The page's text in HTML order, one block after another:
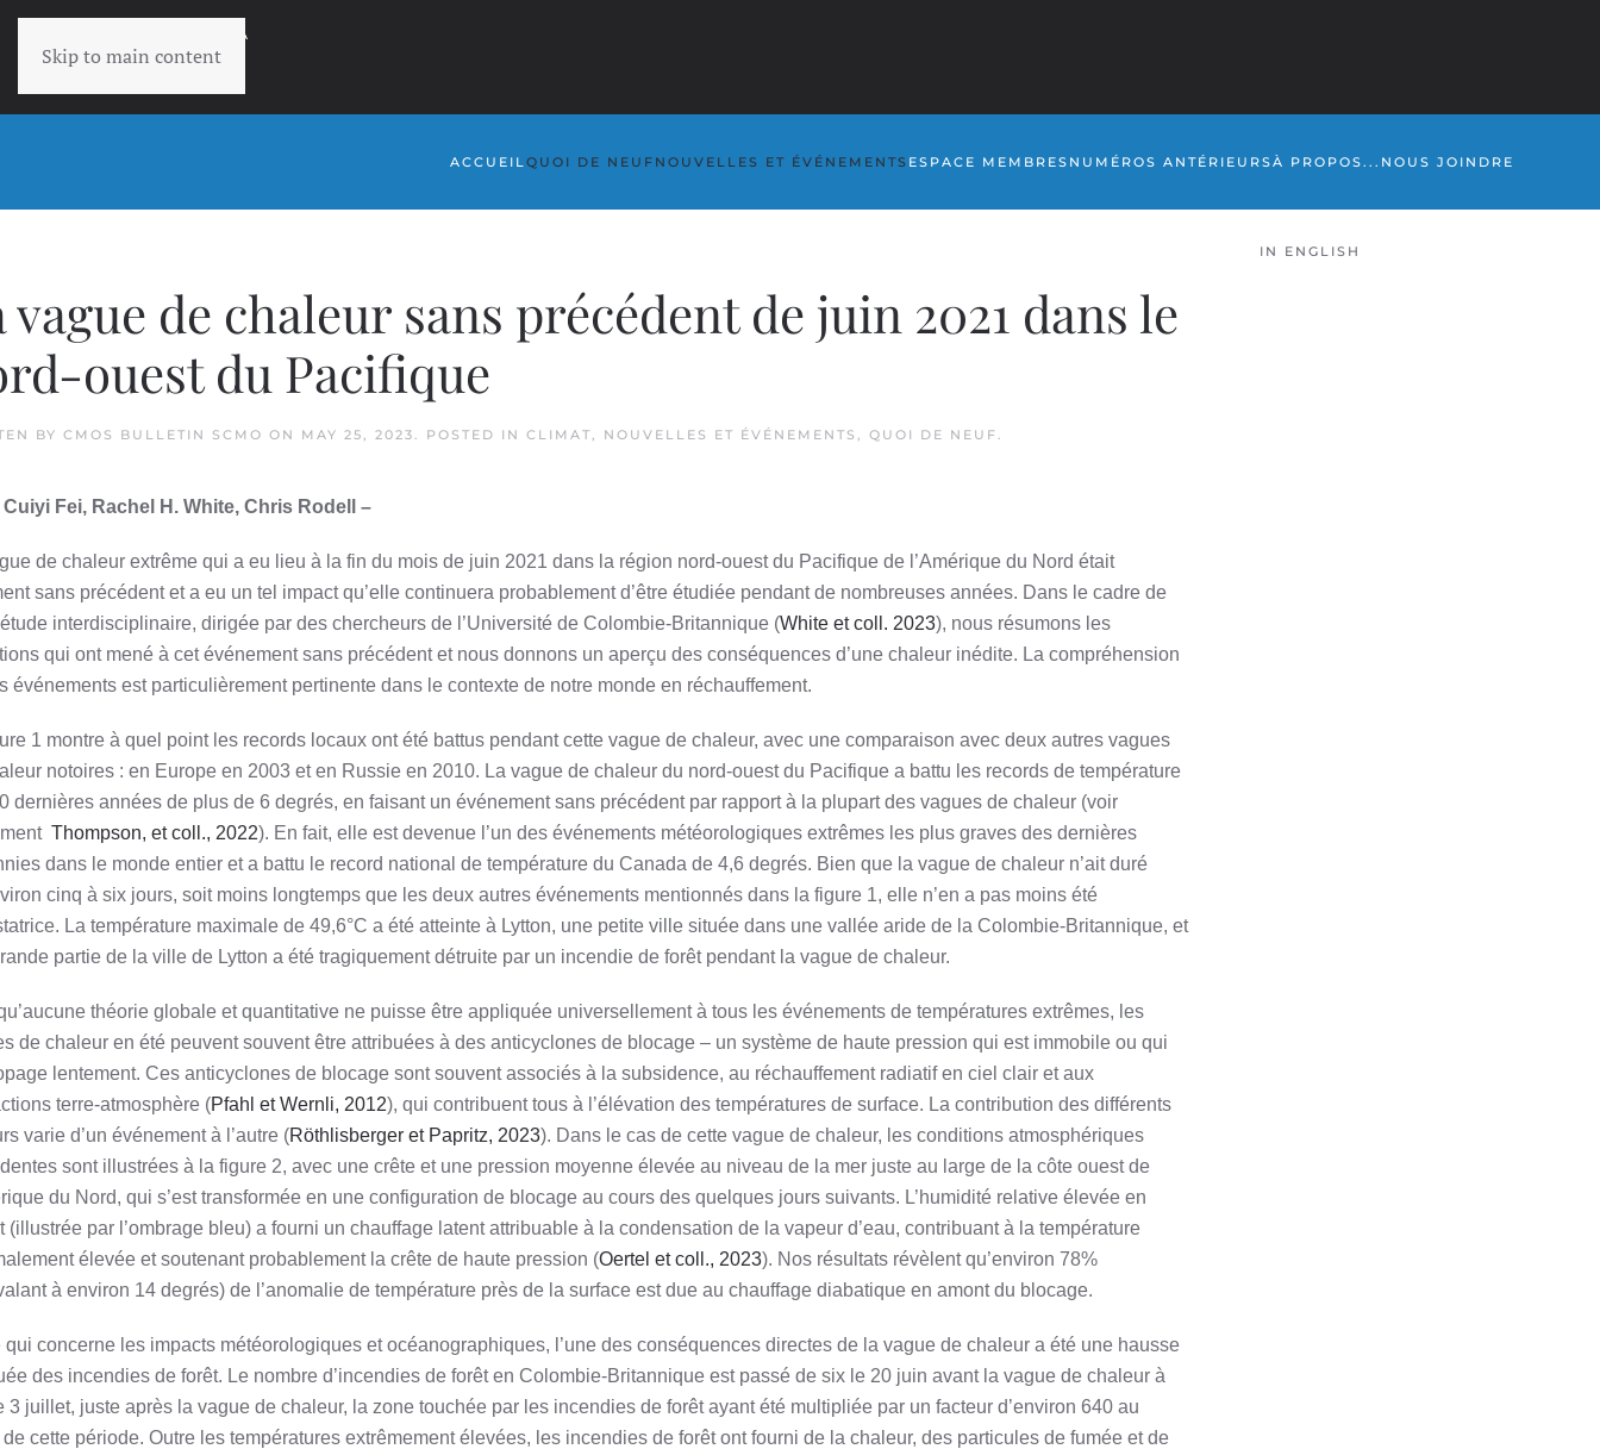
Skip to main content
RETOURNER À
ACCUEIL QUOI DE NEUF NOUVELLES ET ÉVÉNEMENTS ESPACE MEMBRES NUMÉROS ANTÉRIEURSÀ PROPOS... NOUS JOINDRE
vague de chaleur sans précédent de juin 2021 dans le
ouest du Pacifique
BY CMOS BULLETIN SCMO ON MAY 25, 2023. POSTED IN CLIMAT, NOUVELLES ET ÉVÉNEMENTS , QUOI DE NEUF.
Cuiyi Fei, Rachel H. White, Chris Rodell –
de chaleur extrême qui a eu lieu à la fin du mois de juin 2021 dans la région nord-ouest du Pacifique de l’Amérique du Nord était
sans précédent et a eu un tel impact qu’elle continuera probablement d’être étudiée pendant de nombreuses années. Dans le cadre de
interdisciplinaire, dirigée par des chercheurs de l’Université de Colombie-Britannique (White et coll. 2023), nous résumons les
qui ont mené à cet événement sans précédent et nous donnons un aperçu des conséquences d’une chaleur inédite. La compréhension
événements est particulièrement pertinente dans le contexte de notre monde en réchauffement.
1 montre à quel point les records locaux ont été battus pendant cette vague de chaleur, avec une comparaison avec deux autres vagues
notoires : en Europe en 2003 et en Russie en 2010. La vague de chaleur du nord-ouest du Pacifique a battu les records de température
dernières années de plus de 6 degrés, en faisant un événement sans précédent par rapport à la plupart des vagues de chaleur (voir
Thompson, et coll., 2022). En fait, elle est devenue l’un des événements météorologiques extrêmes les plus graves des dernières
dans le monde entier et a battu le record national de température du Canada de 4,6 degrés. Bien que la vague de chaleur n’ait duré
cinq à six jours, soit moins longtemps que les deux autres événements mentionnés dans la figure 1, elle n’en a pas moins été
La température maximale de 49,6°C a été atteinte à Lytton, une petite ville située dans une vallée aride de la Colombie-Britannique, et
partie de la ville de Lytton a été tragiquement détruite par un incendie de forêt pendant la vague de chaleur.
théorie globale et quantitative ne puisse être appliquée universellement à tous les événements de températures extrêmes, les
de chaleur en été peuvent souvent être attribuées à des anticyclones de blocage – un système de haute pression qui est immobile ou qui
lentement. Ces anticyclones de blocage sont souvent associés à la subsidence, au réchauffement radiatif en ciel clair et aux
terre-atmosphère (Pfahl et Wernli, 2012), qui contribuent tous à l’élévation des températures de surface. La contribution des différents
varie d’un événement à l’autre (Röthlisberger et Papritz, 2023). Dans le cas de cette vague de chaleur, les conditions atmosphériques
sont illustrées à la figure 2, avec une crête et une pression moyenne élevée au niveau de la mer juste au large de la côte ouest de
du Nord, qui s’est transformée en une configuration de blocage au cours des quelques jours suivants. L’humidité relative élevée en
(illustrée par l’ombrage bleu) a fourni un chauffage latent attribuable à la condensation de la vapeur d’eau, contribuant à la température
élevée et soutenant probablement la crête de haute pression (Oertel et coll., 2023). Nos résultats révèlent qu’environ 78%
à environ 14 degrés) de l’anomalie de température près de la surface est due au chauffage diabatique en amont du blocage.
qui concerne les impacts météorologiques et océanographiques, l’une des conséquences directes de la vague de chaleur a été une hausse
des incendies de forêt. Le nombre d’incendies de forêt en Colombie-Britannique est passé de six le 20 juin avant la vague de chaleur à
3 juillet, juste après la vague de chaleur, la zone touchée par les incendies de forêt ayant été multipliée par un facteur d’environ 640 au
cette période. Outre les températures extrêmement élevées, les incendies de forêt ont fourni de la chaleur, des particules de fumée et de
IN ENGLISH